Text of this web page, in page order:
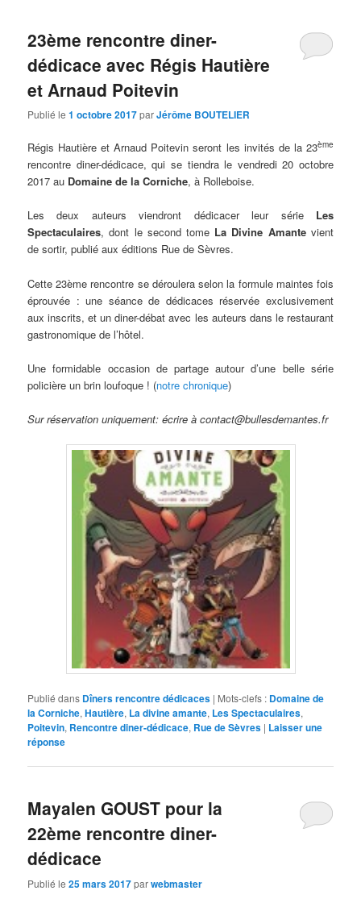
23ème rencontre diner-
dédicace avec Régis Hautière
et Arnaud Poitevin
Publié le1 octobre 2017parJérôme BOUTELIER
Régis Hautière et Arnaud Poitevin seront les invités de la 23ème
rencontre diner-dédicace, qui se tiendra le vendredi 20 octobre
2017 au Domaine de la Corniche, à Rolleboise.
Les deux auteurs viendront dédicacer leur série Les
Spectaculaires, dont le second tome La Divine Amantevient
de sortir, publié aux éditions Rue de Sèvres.
Cette 23ème rencontre se déroulera selon la formule maintes fois
éprouvée : une séance de dédicaces réservée exclusivement
aux inscrits, et un diner-débat avec les auteurs dans le restaurant
gastronomique de l’hôtel.
Une formidable occasion de partage autour d’une belle série
policière un brin loufoque ! (notre chronique)
Sur réservation uniquement: écrire à contact@bullesdemantes.fr
Publié dans Dîners rencontre dédicaces | Mots-clefs : Domaine de
la Corniche,Hautière, La divine amante, Les Spectaculaires,
Poitevin, Rencontre diner-dédicace, Rue de Sèvres | Laisser une
réponse
Mayalen GOUST pour la
22ème rencontre diner-
dédicace
Publié le25 mars 2017parwebmaster